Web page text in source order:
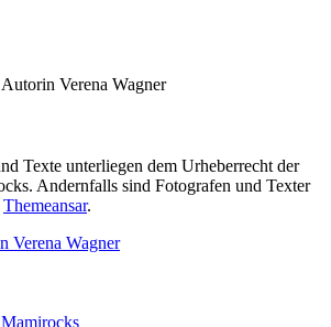
Verena Wagner
Texte unterliegen dem Urheberrecht der
Andernfalls sind Fotografen und Texter
Themeansar.
Verena Wagner